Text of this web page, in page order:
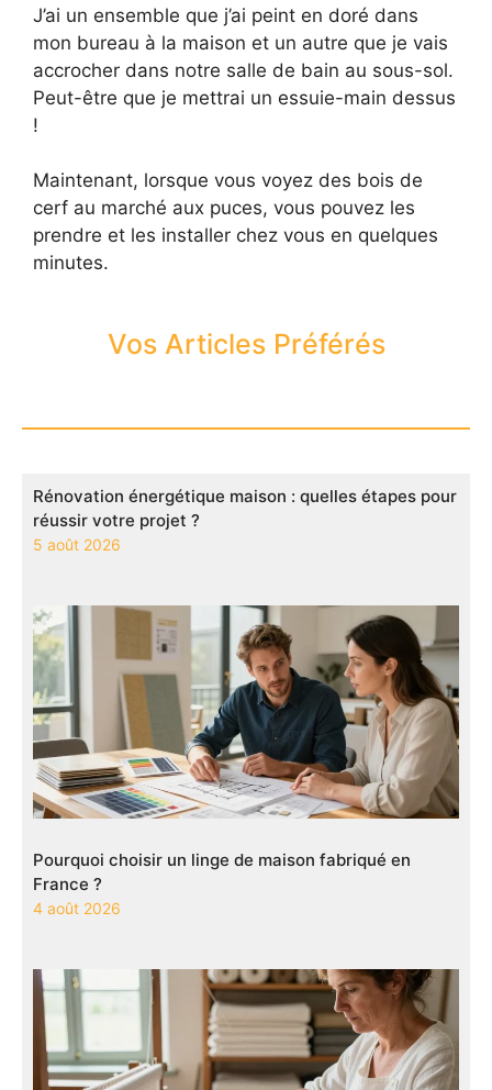
J’ai un ensemble que j’ai peint en doré dans
mon bureau à la maison et un autre que je vais
accrocher dans notre salle de bain au sous-sol.
Peut-être que je mettrai un essuie-main dessus
!
Maintenant, lorsque vous voyez des bois de
cerf au marché aux puces, vous pouvez les
prendre et les installer chez vous en quelques
minutes.
Vos Articles Préférés
Rénovation énergétique maison : quelles étapes pour
réussir votre projet ?
5 août 2026
Pourquoi choisir un linge de maison fabriqué en
France ?
4 août 2026